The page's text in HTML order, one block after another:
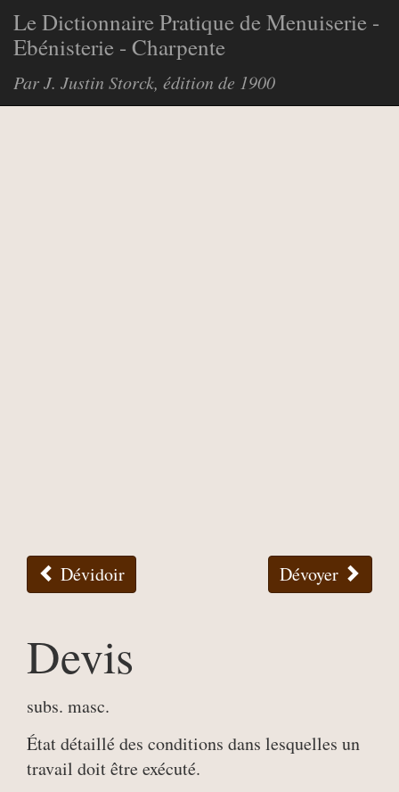
Le Dictionnaire Pratique de Menuiserie -
Ebénisterie - Charpente
Par J. Justin Storck, édition de 1900
Dévidoir Dévoyer
Devis
subs. masc.
État détaillé des conditions dans lesquelles un
travail doit être exécuté.